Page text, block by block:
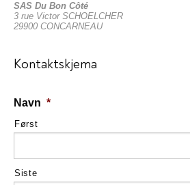
SAS Du Bon Côté
3 rue Victor SCHOELCHER
29900 CONCARNEAU
Kontaktskjema
Navn *
Først
Siste